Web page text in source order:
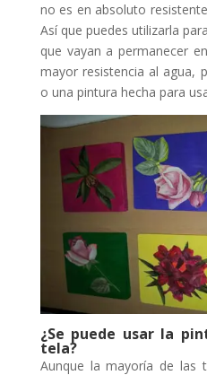
no es en absoluto
Así que puedes utilizarla
que vayan a permanecer
mayor resistencia al agua,
o una pintura hecha para
¿Se puede usar la
tela?
Aunque la mayoría de las